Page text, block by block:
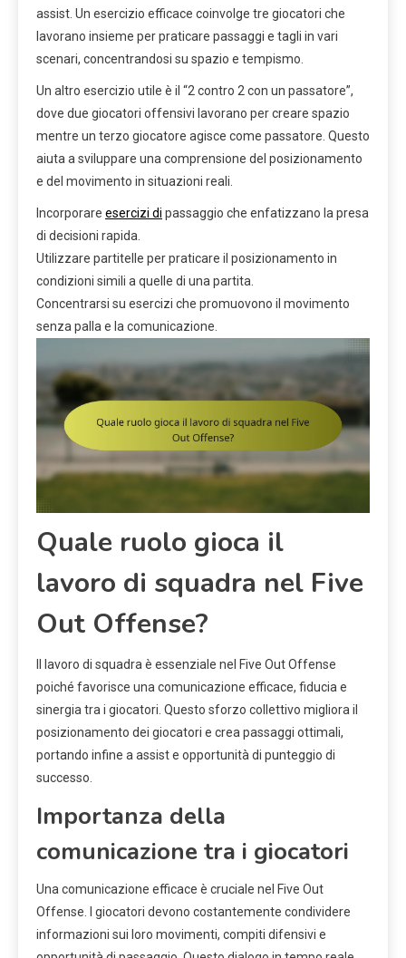
assist. Un esercizio efficace coinvolge tre giocatori che
lavorano insieme per praticare passaggi e tagli in vari
scenari, concentrandosi su spazio e tempismo.
Un altro esercizio utile è il “2 contro 2 con un passatore”,
dove due giocatori offensivi lavorano per creare spazio
mentre un terzo giocatore agisce come passatore. Questo
aiuta a sviluppare una comprensione del posizionamento
e del movimento in situazioni reali.
Incorporare esercizi di passaggio che enfatizzano la presa
di decisioni rapida.
Utilizzare partitelle per praticare il posizionamento in
condizioni simili a quelle di una partita.
Concentrarsi su esercizi che promuovono il movimento
senza palla e la comunicazione.
Quale ruolo gioca il
lavoro di squadra nel Five
Out Offense?
Il lavoro di squadra è essenziale nel Five Out Offense
poiché favorisce una comunicazione efficace, fiducia e
sinergia tra i giocatori. Questo sforzo collettivo migliora il
posizionamento dei giocatori e crea passaggi ottimali,
portando infine a assist e opportunità di punteggio di
successo.
Importanza della
comunicazione tra i giocatori
Una comunicazione efficace è cruciale nel Five Out
Offense. I giocatori devono costantemente condividere
informazioni sui loro movimenti, compiti difensivi e